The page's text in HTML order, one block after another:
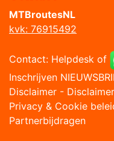
MTBroutesNL
kvk: 76915492
Contact: Helpdesk of
Inschrijven
Disclaimer -
Privacy & Cookie
Partnerbijdragen